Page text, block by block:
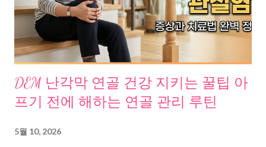
시장은 2022년 742억 원에서 2024년 1,142억 원으로, 3년간 연평
균 24% 성장 했다. ‘#올레샷’ ‘#저속노화’ ‘#먹는위고비’ 해시태그
가 SNS를 뒤덮었다. 그런데 이 이야기들을 하나씩 따라가다 보니,
조금 다른 그림이 보이기 시작했다. 문제 발견. “한 스푼의 기름”에
기대하는 것들, 그리고 현실 올리브오일에 기대하는 게 한두 가지
가 아니다. 치매 예방, 혈관 청소, 피부 노화 방지, 장 건강, 다이어트
까지. 이 기대들을 하나씩 추적해봤다. 기대 ① 치매 예방 스페인
PREDIMED-Plus 연구에서 55~75세 656명을 2년 추적한 결과, 엑
DEM 난각막 연골 건강 지키는 꿀팁 아
프기 전에 해하는 연골 관리 루틴
5월 10, 2026